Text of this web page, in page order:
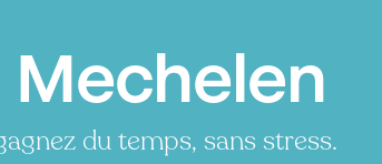
du temps, sans stress.